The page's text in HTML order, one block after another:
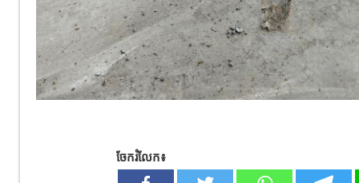
ចែករំលែក៖